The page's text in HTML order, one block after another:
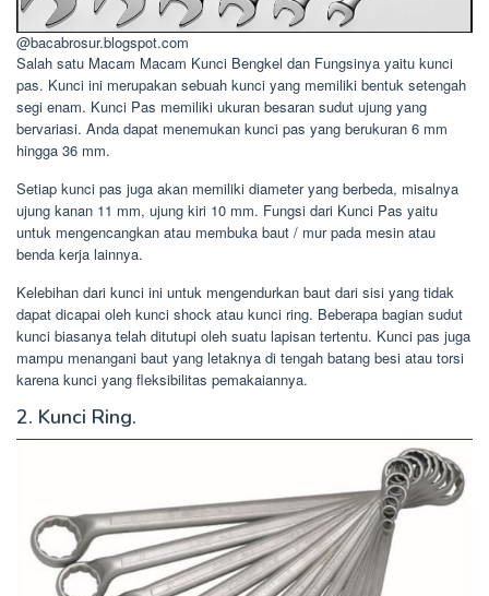
@bacabrosur.blogspot.com
Salah satu Macam Macam Kunci Bengkel dan Fungsinya yaitu kunci
pas. Kunci ini merupakan sebuah kunci yang memiliki bentuk setengah
segi enam. Kunci Pas memiliki ukuran besaran sudut ujung yang
bervariasi. Anda dapat menemukan kunci pas yang berukuran 6 mm
hingga 36 mm.
Setiap kunci pas juga akan memiliki diameter yang berbeda, misalnya
ujung kanan 11 mm, ujung kiri 10 mm. Fungsi dari Kunci Pas yaitu
untuk mengencangkan atau membuka baut / mur pada mesin atau
benda kerja lainnya.
Kelebihan dari kunci ini untuk mengendurkan baut dari sisi yang tidak
dapat dicapai oleh kunci shock atau kunci ring. Beberapa bagian sudut
kunci biasanya telah ditutupi oleh suatu lapisan tertentu. Kunci pas juga
mampu menangani baut yang letaknya di tengah batang besi atau torsi
karena kunci yang fleksibilitas pemakaiannya.
2. Kunci Ring.